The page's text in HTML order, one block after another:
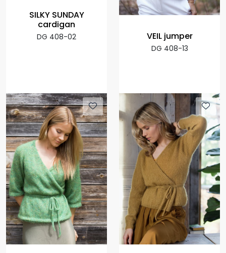
SILKY SUNDAY
cardigan
DG 408-02 VEIL jumper
DG 408-13